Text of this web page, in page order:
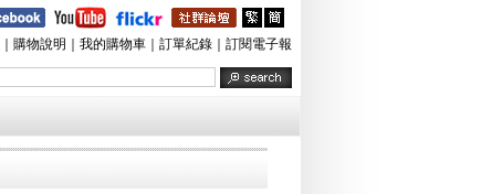
購物說明 我的購物車 訂單紀錄 訂閱電子報